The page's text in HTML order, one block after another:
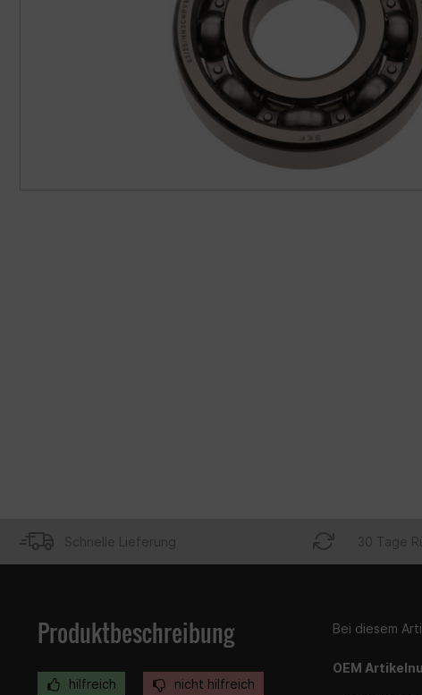
Schnelle Lieferung 30 Tage
Produktbeschreibung
hilfreich nicht hilfreich
Bei diesem
OEM